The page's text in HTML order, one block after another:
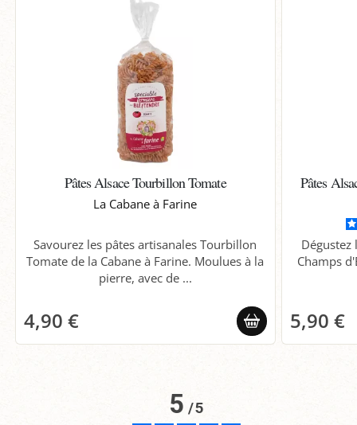
Pâtes Alsace Tourbillon Tomate
La Cabane à Farine
Savourez les pâtes artisanales Tourbillon
Tomate de la Cabane à Farine. Moulues à la
pierre, avec de ...
4,90 €
Pâtes
Dégustez
Champs
5,90 €
5/5